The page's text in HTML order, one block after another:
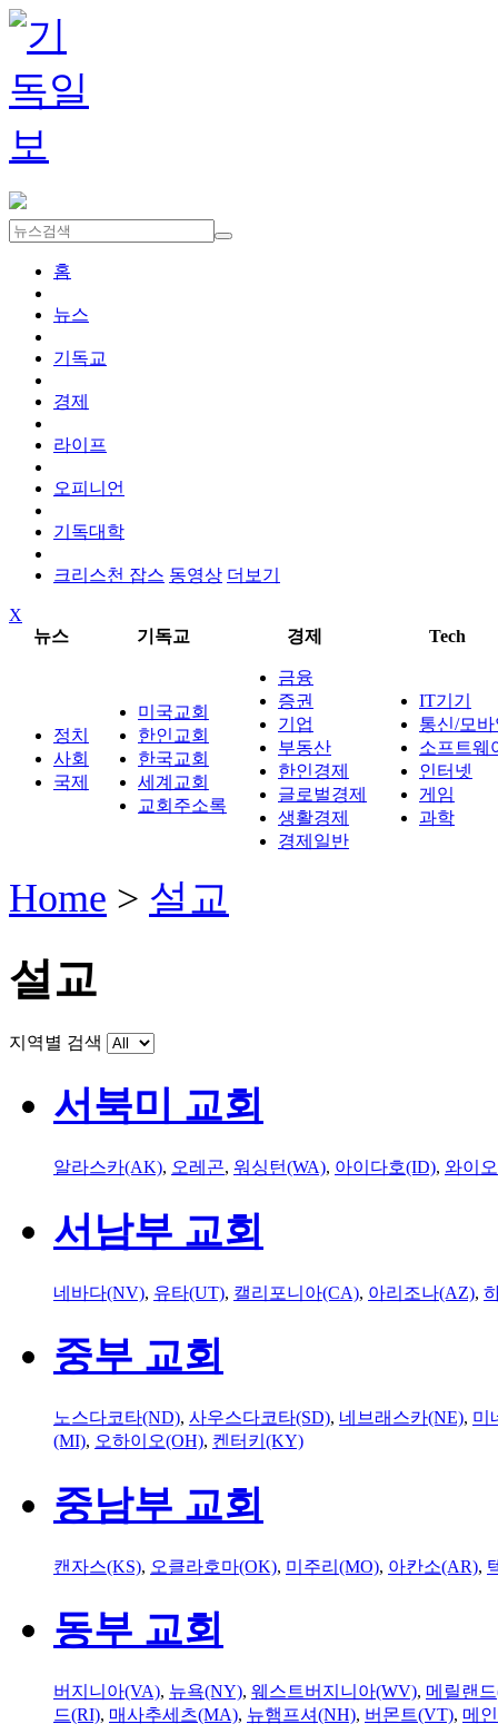
홈
뉴스
기독교
경제
라이프
오피니언
기독대학
크리스천 잡스 동영상 더보기
X
뉴스
기독교 경제 Tech
정치
사회
국제
미국교회
한인교회
한국교회
세계교회
교회주소록
금융
증권
기업
부동산
한인경제
글로벌경제
생활경제
경제일반
IT기기
통신/모
소프트웨
인터넷
게임
과학
Home > 설교
설교
지역별 검색
서북미 교회
알라스카(AK), 오레곤, 워싱턴(WA), 아이다호(ID), 와이
서남부 교회
네바다(NV), 유타(UT), 캘리포니아(CA), 아리조나(AZ),
중부 교회
노스다코타(ND), 사우스다코타(SD), 네브래스카(NE), 미
(MI), 오하이오(OH), 켄터키(KY)
중남부 교회
캔자스(KS), 오클라호마(OK), 미주리(MO), 아칸소(AR),
동부 교회
버지니아(VA), 뉴욕(NY), 웨스트버지니아(WV), 메릴랜
드(RI), 매사추세츠(MA), 뉴햄프셔(NH), 버몬트(VT), 메